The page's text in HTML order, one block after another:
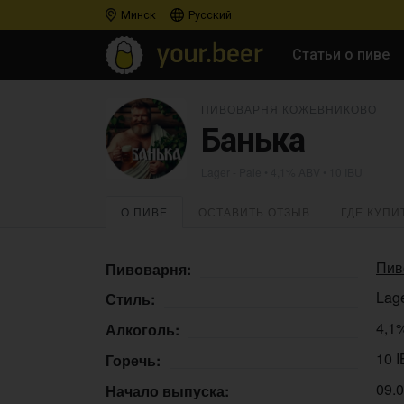
Минск Русский
Статьи о пиве
Банька
О ПИВЕ
Пивоварня:
Стиль:
Алкоголь:
Горечь:
10
Начало выпуска: